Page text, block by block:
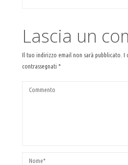
Lascia un
Il tuo indirizzo email non sarà pubblicato. I
contrassegnati *